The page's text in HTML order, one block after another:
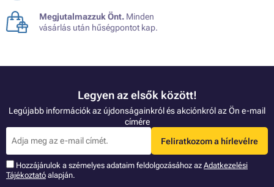
Megjutalmazzuk Önt. Minden
vásárlás után hűségpontot kap.
Legyen az elsők között!
Legújabb információk az újdonságainkról és akciónkról az Ön e-mail
címére
Feliratkozom a hírlevélre
Hozzájárulok a szémelyes adataim feldolgozásához az Adatkezelési
Tájékoztató alapján.